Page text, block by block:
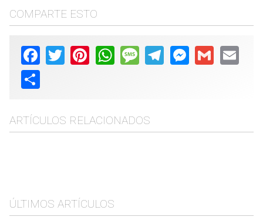
COMPARTE ESTO
Facebook
Twitter PinterestWhatsAppMessageTelegramMessenger
Gmail Email
Share
ARTÍCULOS RELACIONADOS
ÚLTIMOS ARTÍCULOS